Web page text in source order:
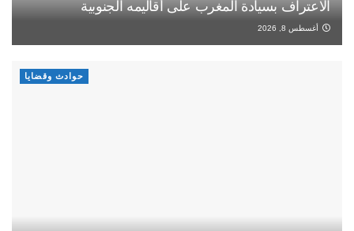
الاعتراف بسيادة المغرب على أقاليمه الجنوبية
أغسطس 8, 2026
حوادث وقضايا